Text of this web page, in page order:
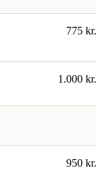
775 kr.
1.000 kr.
950 kr.